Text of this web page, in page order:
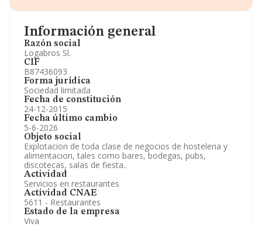
Información general
Razón social
Logabros Sl.
CIF
B87436093
Forma jurídica
Sociedad limitada
Fecha de constitución
24-12-2015
Fecha último cambio
5-6-2026
Objeto social
Explotacion de toda clase de negocios de hosteleria y
alimentacion, tales como bares, bodegas, pubs,
discotecas, salas de fiesta..
Actividad
Servicios en restaurantes
Actividad CNAE
5611 - Restaurantes
Estado de la empresa
Viva
Información oficial y registral complementaria.